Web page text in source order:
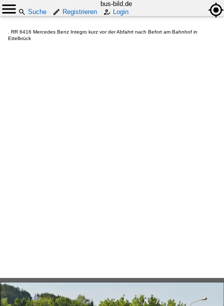
bus-bild.de
Suche
Registrieren Login
. RR 6416 Mercedes Benz Integro kurz vor der Abfahrt nach Befort am Bahnhof in
Ettelbrück